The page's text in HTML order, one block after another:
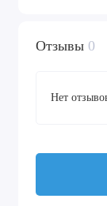
Отзывы 0
Нет